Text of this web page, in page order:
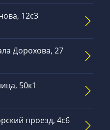
12с3
Дорохова, 27
50к1
проезд, 4с6